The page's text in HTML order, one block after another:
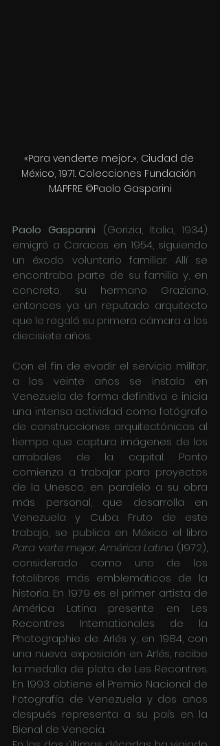
«Para venderte mejor...», Ciudad de
México, 1971. Colecciones Fundación
MAPFRE ©Paolo Gasparini
Paolo Gasparini (Gorizia, Italia, 1934)
emigró a Caracas en 1954, siguiendo
un éxodo voluntario familiar. Allí se
encontraba parte de su familia y, en
concreto, su hermano Graziano,
entonces ya un reputado arquitecto
que le regaló su primera cámara a los
diecisiete años.
Con el fin de evadir el servicio militar,
a los veinte años se instala en
Venezuela de forma definitiva e inicia
una intensa actividad como fotógrafo
de construcciones arquitectónicas al
tiempo que captura imágenes de los
arrabales de la capital. Ponto
comienza a trabajar para proyectos
de la Unesco, en paralelo a su obra
más personal, que desarrolla en
Venezuela y Cuba. Fruto de este
Para verte mejor, América Latina (1972),
considerado como uno de los
fotolibros más emblemáticos de la
historia. En 1979 es el primer artista de
América Latina presente en Les
Recontres Internationales de la
Photographie de Arlés y, en 1984, con
una nueva exposición en Arlés, recibe
la medalla de plata de Les Recontres.
En 1993 obtiene el Premio Nacional de
Fotografía de Venezuela y dos años
después representa a su país en la
Bienal de Venecia.